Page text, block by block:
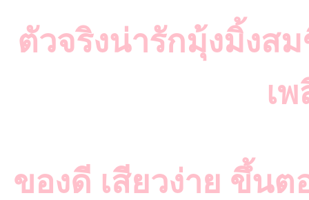
ตัวจริงน่ารักมุ้งมิ้งส
เ
ของดี เสียวง่าย ขึ้น